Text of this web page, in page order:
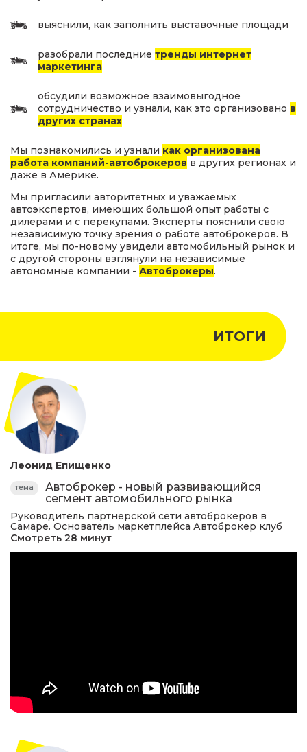
выяснили, как заполнить выставочные площади
разобрали последние тренды интернет
маркетинга
обсудили возможное взаимовыгодное
сотрудничество и узнали, как это организовано в
других странах
Мы познакомились и узнали как организована
работа компаний-автоброкеров в других регионах и
даже в Америке.
Мы пригласили авторитетных и уважаемых
автоэкспертов, имеющих большой опыт работы с
дилерами и с перекупами. Эксперты пояснили свою
независимую точку зрения о работе автоброкеров. В
итоге, мы по-новому увидели автомобильный рынок и
с другой стороны взглянули на независимые
автономные компании - Автоброкеры.
ИТОГИ
Леонид Епищенко
тема
Автоброкер - новый развивающийся
сегмент автомобильного рынка
Руководитель партнерской сети автоброкеров в
Самаре. Основатель маркетплейса Автоброкер клуб
Смотреть 28 минут